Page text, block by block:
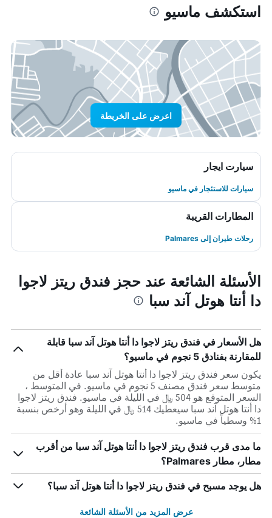
استكشف ماسيو
اعرض على الخريطة
سيارت ايجار
سيارات للاستئجار في ماسيو
المطارات القريبة
رحلات طيران إلى Palmares
الأسئلة الشائعة عند حجز فندق ريتز لاجوا
دا أنتا هوتل آند سبا
هل الأسعار في فندق ريتز لاجوا دا أنتا هوتل آند سبا قابلة
للمقارنة بفنادق 5 نجوم في ماسيو؟
يكون سعر فندق ريتز لاجوا دا أنتا هوتل آند سبا عادة أقل من
متوسط ​​سعر فندق مصنف 5 نجوم في ماسيو. في المتوسط ،
السعر المتوقع هو 504 ﷼ في الليلة في ماسيو. فندق ريتز لاجوا
دا أنتا هوتل آند سبا سيعطيك 514 ﷼ في الليلة وهو أرخص بنسبة
1% وسطياً في ماسيو.
ما مدى قرب فندق ريتز لاجوا دا أنتا هوتل آند سبا من أقرب
مطار، مطار Palmares؟
هل يوجد مسبح في فندق ريتز لاجوا دا أنتا هوتل آند سبا؟
عرض المزيد من الأسئلة الشائعة